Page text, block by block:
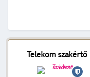
Telekom szakértő